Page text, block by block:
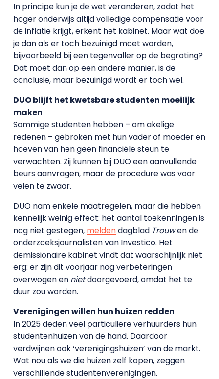
In principe kun je de wet veranderen, zodat het
hoger onderwijs altijd volledige compensatie voor
de inflatie krijgt, erkent het kabinet. Maar wat doe
je dan als er toch bezuinigd moet worden,
bijvoorbeeld bij een tegenvaller op de begroting?
Dat moet dan op een andere manier, is de
conclusie, maar bezuinigd wordt er toch wel.
DUO blijft het kwetsbare studenten moeilijk
maken
Sommige studenten hebben – om akelige
redenen – gebroken met hun vader of moeder en
hoeven van hen geen financiële steun te
verwachten. Zij kunnen bij DUO een aanvullende
beurs aanvragen, maar de procedure was voor
velen te zwaar.
DUO nam enkele maatregelen, maar die hebben
kennelijk weinig effect: het aantal toekenningen is
nog niet gestegen, meldendagblad Trouwen de
onderzoeksjournalisten van Investico. Het
demissionaire kabinet vindt dat waarschijnlijk niet
erg: er zijn dit voorjaar nog verbeteringen
overwogen en nietdoorgevoerd, omdat het te
duur zou worden.
Verenigingen willen hun huizen redden
In 2025 deden veel particuliere verhuurders hun
studentenhuizen van de hand. Daardoor
verdwijnen ook ‘verenigingshuizen’ van de markt.
Wat nou als we die huizen zelf kopen, zeggen
verschillende studentenverenigingen.